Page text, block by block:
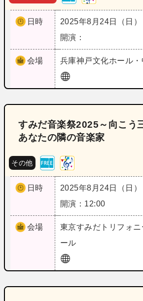
日時
2025年8月24日（日）
開演：
会場 兵庫神戸文化ホール
すみだ音楽祭2025～向こう
あなたの隣の音楽家
その他
日時
2025年8月24日（日）
開演：12:00
会場 東京すみだトリフォ
ール